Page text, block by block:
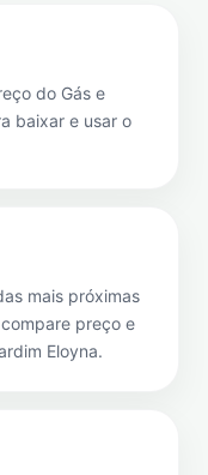
do Gás e
baixar e usar o
mais próximas
preço e
Eloyna.